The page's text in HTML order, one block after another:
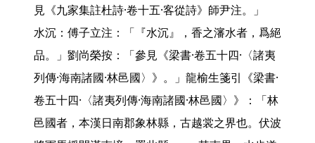
見《九家集註杜詩·卷十五·客從詩》師尹注。」
水沉：傅子立注：「『水沉』，香之瀋水者，爲絕
品。」劉尚榮按：「參見《梁書·卷五十四·〈諸夷
列傳·海南諸國·林邑國〉》。」龍榆生箋引《梁書·
卷五十四·〈諸夷列傳·海南諸國·林邑國〉》：「林
邑國者，本漢日南郡象林縣，古越裳之界也。伏波